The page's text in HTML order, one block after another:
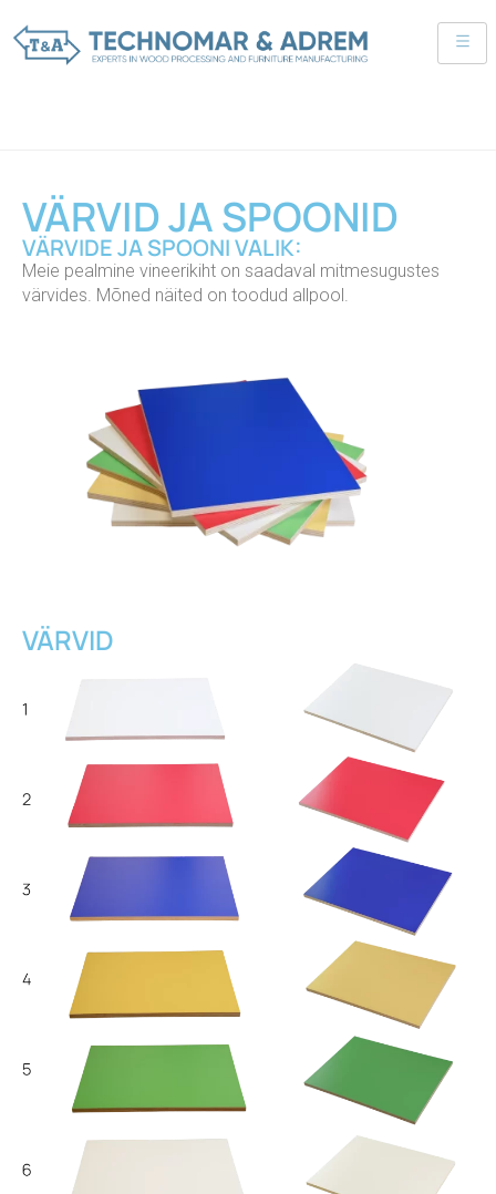
VÄRVID JA SPOONID
VÄRVIDE JA SPOONI VALIK:
Meie pealmine vineerikiht on saadaval mitmesugustes
värvides. Mõned näited on toodud allpool.
VÄRVID